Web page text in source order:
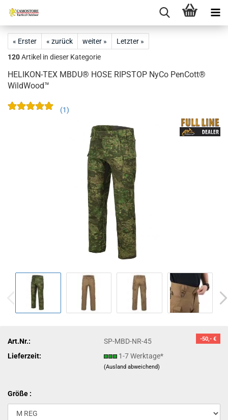
« Erster « zurück weiter »
Letzter »
120Artikel in dieser Kategorie
HELIKON-TEX MBDU® HOSE RIPSTOP NyCo PenCott®
WildWood™
1
-50,- €
Art.Nr.:
SP-MBD-NR-45
Lieferzeit:
1-7 Werktage*
(Ausland abweichend)
Größe :